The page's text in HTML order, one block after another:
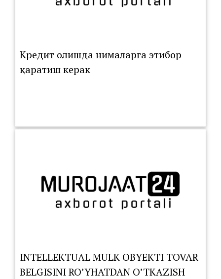
Кредит олишда нималарга этибор
қаратиш керак
INTELLEKTUAL MULK OBYEKTI TOVAR
BELGISINI RO’YHATDAN O’TKAZISH